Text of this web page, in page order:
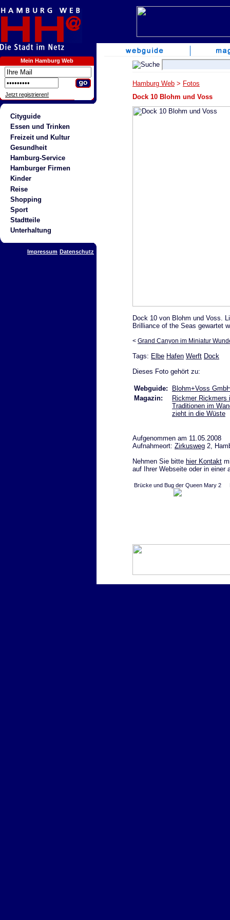
Mein Hamburg Web
Jetzt registrieren!
Cityguide
Essen und Trinken
Freizeit und Kultur
Gesundheit
Hamburg-Service
Hamburger Firmen
Kinder
Reise
Shopping
Sport
Stadtteile
Unterhaltung
Impressum Datenschutz
Hamburg Web > Fotos
Dock 10 Blohm und Voss
Dock 10 von Blohm und Voss.
Brilliance of the Seas gewartet
< Grand Canyon im Miniatur
Tags: Elbe Hafen Werft Dock
Dieses Foto gehört zu:
Webguide:
Blohm+Voss
Magazin:
Rickmer Rickmers
Traditionen im
zieht in die Wüste
Aufgenommen am 11.05.2008
Aufnahmeort: Zirkusweg 2,
Nehmen Sie bitte hier Kontakt
auf Ihrer Webseite oder in einer
Brücke und Bug der Queen Mary 2